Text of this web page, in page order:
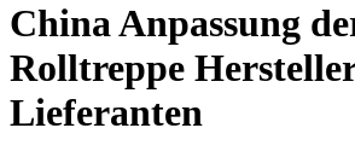
China Anpassung
Rolltreppe
Lieferanten